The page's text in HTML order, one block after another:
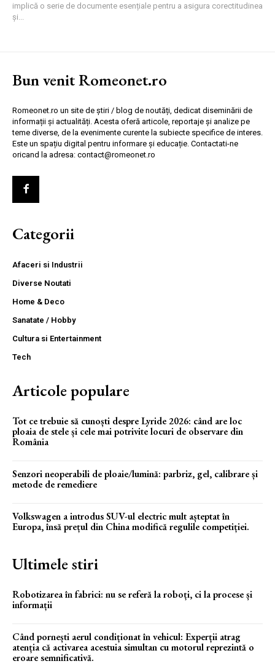
implică o serie de documente esențiale pentru a asigura corectitudinea
și...
Bun venit Romeonet.ro
Romeonet.ro un site de știri / blog de noutăți, dedicat diseminării de
informații și actualități. Acesta oferă articole, reportaje și analize pe
teme diverse, de la evenimente curente la subiecte specifice de interes.
Este un spațiu digital pentru informare și educație. Contactati-ne
oricand la adresa: contact@romeonet.ro
Categorii
Afaceri si Industrii
Diverse Noutati
Home & Deco
Sanatate / Hobby
Cultura si Entertainment
Tech
Articole populare
Tot ce trebuie să cunoști despre Lyride 2026: când are loc
ploaia de stele și cele mai potrivite locuri de observare din
România
Senzori neoperabili de ploaie/lumină: parbriz, gel, calibrare și
metode de remediere
Volkswagen a introdus SUV-ul electric mult așteptat în
Europa, însă prețul din China modifică regulile competiției.
Ultimele stiri
Robotizarea în fabrici: nu se referă la roboți, ci la procese și
informații
Când pornești aerul condiționat în vehicul: Experții atrag
atenția că activarea acestuia simultan cu motorul reprezintă o
eroare semnificativă.